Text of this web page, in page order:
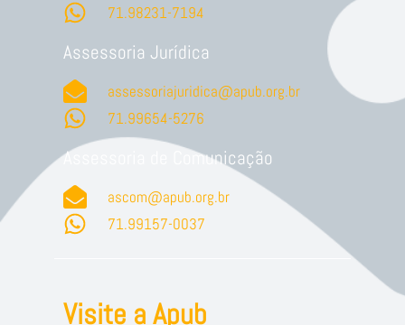
71.98231-7194
Assessoria Jurídica
assessoriajuridica@apub.org.br
71.99654-5276
Assessoria de Comunicação
ascom@apub.org.br
71.99157-0037
Visite a Apub